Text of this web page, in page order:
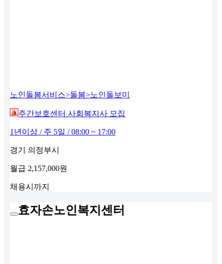
노인돌봄서비스>돌봄>노인돌보미
주간보호센터 사회복지사 모집
1년이상 / 주 5일 / 08:00 ~ 17:00
경기 의정부시
월급 2,157,000원
채용시까지
효자손노인복지센터